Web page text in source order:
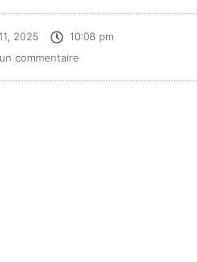
2025
10:08 pm
commentaire